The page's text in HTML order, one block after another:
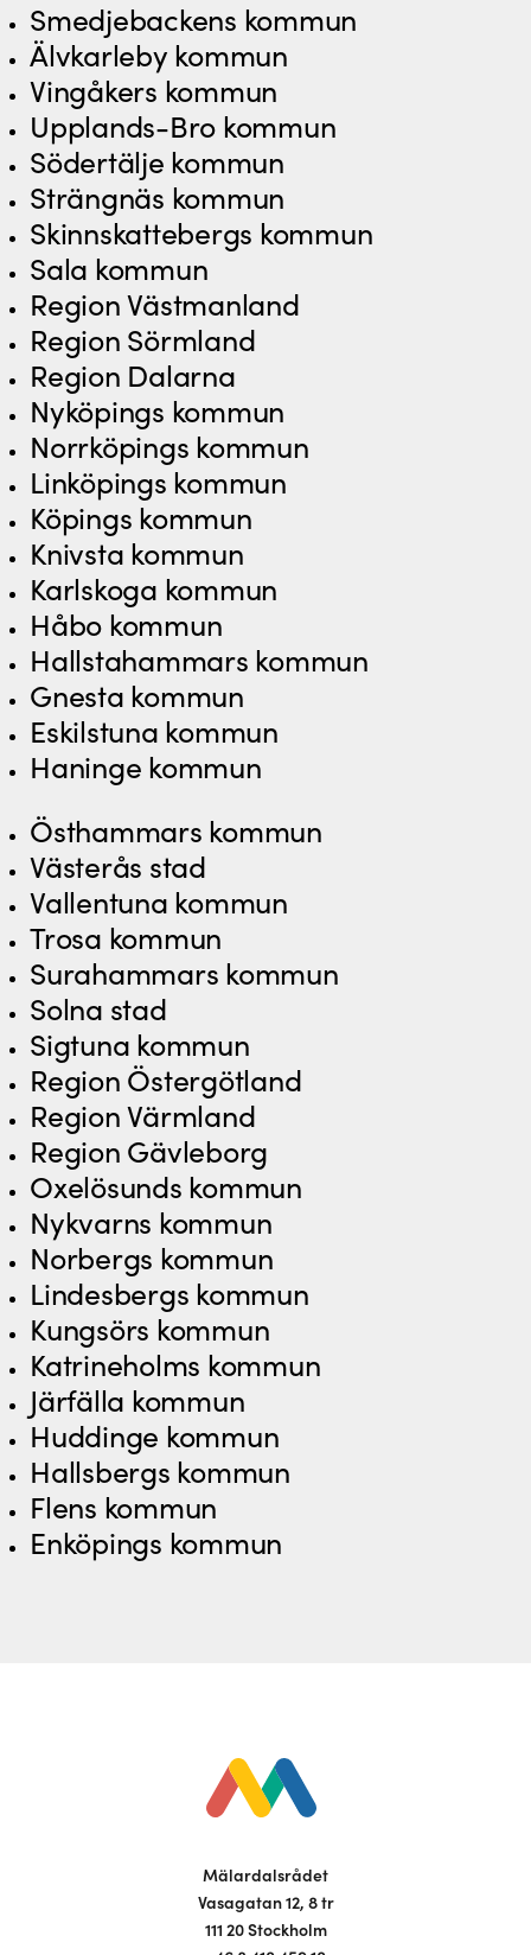
Smedjebackens kommun
Älvkarleby kommun
Vingåkers kommun
Upplands-Bro kommun
Södertälje kommun
Strängnäs kommun
Skinnskattebergs kommun
Sala kommun
Region Västmanland
Region Sörmland
Region Dalarna
Nyköpings kommun
Norrköpings kommun
Linköpings kommun
Köpings kommun
Knivsta kommun
Karlskoga kommun
Håbo kommun
Hallstahammars kommun
Gnesta kommun
Eskilstuna kommun
Haninge kommun
Östhammars kommun
Västerås stad
Vallentuna kommun
Trosa kommun
Surahammars kommun
Solna stad
Sigtuna kommun
Region Östergötland
Region Värmland
Region Gävleborg
Oxelösunds kommun
Nykvarns kommun
Norbergs kommun
Lindesbergs kommun
Kungsörs kommun
Katrineholms kommun
Järfälla kommun
Huddinge kommun
Hallsbergs kommun
Flens kommun
Enköpings kommun
Mälardalsrådet
Vasagatan 12, 8 tr
111 20 Stockholm